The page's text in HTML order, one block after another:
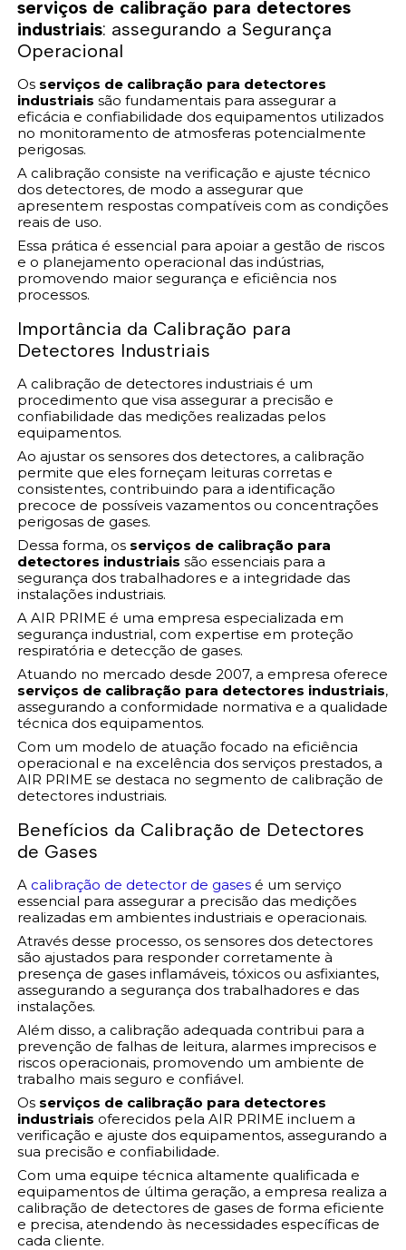
serviços de calibração para detectores
industriais: assegurando a Segurança
Operacional
Os serviços de calibração para detectores
industriais são fundamentais para assegurar a
eficácia e confiabilidade dos equipamentos utilizados
no monitoramento de atmosferas potencialmente
perigosas.
A calibração consiste na verificação e ajuste técnico
dos detectores, de modo a assegurar que
apresentem respostas compatíveis com as condições
reais de uso.
Essa prática é essencial para apoiar a gestão de riscos
e o planejamento operacional das indústrias,
promovendo maior segurança e eficiência nos
processos.
Importância da Calibração para
Detectores Industriais
A calibração de detectores industriais é um
procedimento que visa assegurar a precisão e
confiabilidade das medições realizadas pelos
equipamentos.
Ao ajustar os sensores dos detectores, a calibração
permite que eles forneçam leituras corretas e
consistentes, contribuindo para a identificação
precoce de possíveis vazamentos ou concentrações
perigosas de gases.
Dessa forma, os serviços de calibração para
detectores industriais são essenciais para a
segurança dos trabalhadores e a integridade das
instalações industriais.
A AIR PRIME é uma empresa especializada em
segurança industrial, com expertise em proteção
respiratória e detecção de gases.
Atuando no mercado desde 2007, a empresa oferece
serviços de calibração para detectores industriais,
assegurando a conformidade normativa e a qualidade
técnica dos equipamentos.
Com um modelo de atuação focado na eficiência
operacional e na excelência dos serviços prestados, a
AIR PRIME se destaca no segmento de calibração de
detectores industriais.
Benefícios da Calibração de Detectores
de Gases
A calibração de detector de gases é um serviço
essencial para assegurar a precisão das medições
realizadas em ambientes industriais e operacionais.
Através desse processo, os sensores dos detectores
são ajustados para responder corretamente à
presença de gases inflamáveis, tóxicos ou asfixiantes,
assegurando a segurança dos trabalhadores e das
instalações.
Além disso, a calibração adequada contribui para a
prevenção de falhas de leitura, alarmes imprecisos e
riscos operacionais, promovendo um ambiente de
trabalho mais seguro e confiável.
Os serviços de calibração para detectores
industriais oferecidos pela AIR PRIME incluem a
verificação e ajuste dos equipamentos, assegurando a
sua precisão e confiabilidade.
Com uma equipe técnica altamente qualificada e
equipamentos de última geração, a empresa realiza a
calibração de detectores de gases de forma eficiente
e precisa, atendendo às necessidades específicas de
cada cliente.